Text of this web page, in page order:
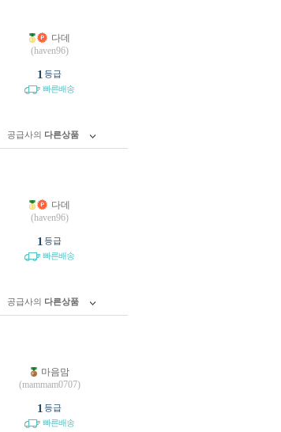
다데
(haven96)
1 등급
빠른배송
공급사의 다른상품
다데
(haven96)
1 등급
빠른배송
공급사의 다른상품
마음맘
(mammam0707)
1 등급
빠른배송